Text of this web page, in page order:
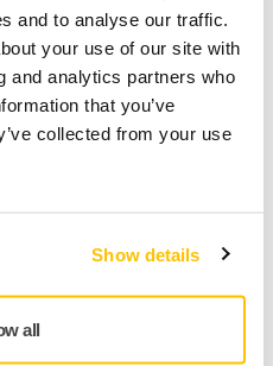
and to analyse our traffic.
your use of our site with
and analytics partners who
that you’ve
collected from your use
Show details
all
sul prodotto
Download
e continuative con prodotti